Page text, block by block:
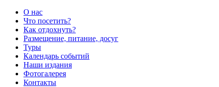
О нас
Что посетить?
Как отдохнуть?
Размещение, питание, досуг
Туры
Календарь событий
Наши издания
Фотогалерея
Контакты